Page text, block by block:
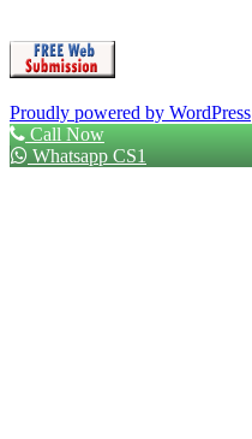
Proudly powered by WordPress
Call Now
Whatsapp CS1